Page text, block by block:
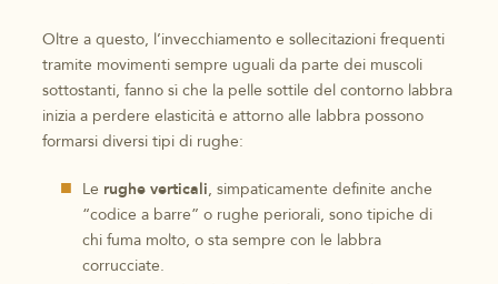
Oltre a questo, l’invecchiamento e sollecitazioni frequenti
tramite movimenti sempre uguali da parte dei muscoli
sottostanti, fanno sì che la pelle sottile del contorno labbra
inizia a perdere elasticità e attorno alle labbra possono
formarsi diversi tipi di rughe:
Le rughe verticali, simpaticamente definite anche
“codice a barre” o rughe periorali, sono tipiche di
chi fuma molto, o sta sempre con le labbra
corrucciate.